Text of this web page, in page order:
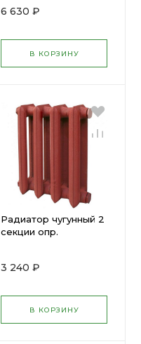
6 630 ₽
В КОРЗИНУ
Радиатор чугунный 2
секции опр.
3 240 ₽
В КОРЗИНУ